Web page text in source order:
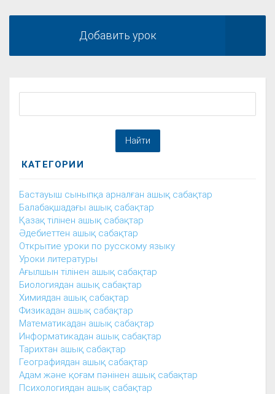
Добавить урок
КАТЕГОРИИ
Бастауыш сыныпқа арналған ашық сабақтар
Балабақшадағы ашық сабақтар
Қазақ тілінен ашық сабақтар
Әдебиеттен ашық сабақтар
Открытие уроки по русскому языку
Уроки литературы
Ағылшын тілінен ашық сабақтар
Биологиядан ашық сабақтар
Химиядан ашық сабақтар
Физикадан ашық сабақтар
Математикадан ашық сабақтар
Информатикадан ашық сабақтар
Тарихтан ашық сабақтар
Географиядан ашық сабақтар
Адам және қоғам пәнінен ашық сабақтар
Психологиядан ашық сабақтар